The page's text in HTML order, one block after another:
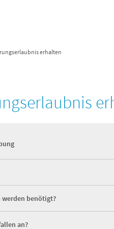
erhalten
werden benötigt?
an?